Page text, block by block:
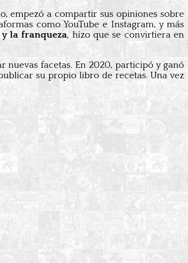
empezó a compartir sus opiniones sobre
como YouTube e Instagram, y más
la franqueza, hizo que se convirtiera en
facetas. En 2020, participó y ganó
su propio libro de recetas. Una vez